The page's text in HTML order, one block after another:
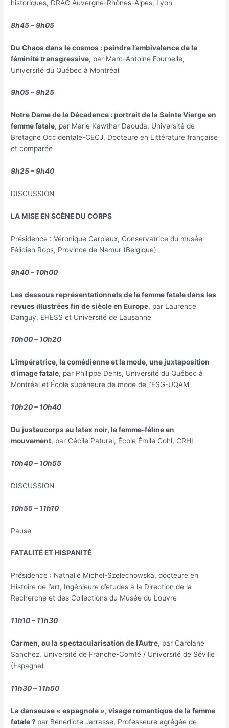
historiques, DRAC Auvergne-Rhônes-Alpes, Lyon
8h45 – 9h05
Du Chaos dans le cosmos : peindre l’ambivalence de la
féminité transgressive, par Marc-Antoine Fournelle,
Université du Québec à Montréal
9h05 – 9h25
Notre Dame de la Décadence : portrait de la Sainte Vierge en
femme fatale, par Marie Kawthar Daouda, Université de
Bretagne Occidentale-CECJ, Docteure en Littérature française
et comparée
9h25 – 9h40
DISCUSSION
LA MISE EN SCÈNE DU CORPS
Présidence : Véronique Carpiaux, Conservatrice du musée
Félicien Rops, Province de Namur (Belgique)
9h40 – 10h00
Les dessous représentationnels de la femme fatale dans les
revues illustrées fin de siècle en Europe, par Laurence
Danguy, EHESS et Université de Lausanne
10h00 – 10h20
L’impératrice, la comédienne et la mode, une juxtaposition
d’image fatale, par Philippe Denis, Université du Québec à
Montréal et École supérieure de mode de l’ESG-UQAM
10h20 – 10h40
Du justaucorps au latex noir, la femme-féline en
mouvement, par Cécile Paturel, École Émile Cohl, CRHI
10h40 – 10h55
DISCUSSION
10h55 – 11h10
Pause
FATALITÉ ET HISPANITÉ
Présidence : Nathalie Michel-Szelechowska, docteure en
Histoire de l’art, Ingénieure d’études à la Direction de la
Recherche et des Collections du Musée du Louvre
11h10 – 11h30
Carmen, ou la spectacularisation de l’Autre, par Carolane
Sanchez, Université de Franche-Comté / Université de Séville
(Espagne)
11h30 – 11h50
La danseuse « espagnole », visage romantique de la femme
fatale ? par Bénédicte Jarrasse, Professeure agrégée de